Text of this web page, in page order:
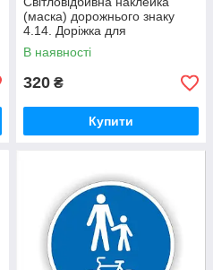
(маска) дорожнього знаку
4.14. Доріжка для
велосипедистів
В наявності
320 ₴
Купити